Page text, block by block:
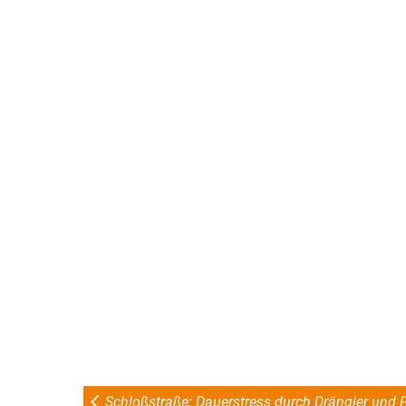
Schloßstraße: Dauerstress durch Drängler und